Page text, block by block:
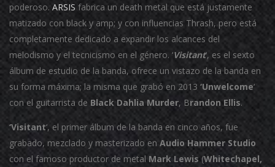
poderoso. ARSIS fabrica un death metal que está justamente
matizado con black y amp; y con influencias Thrash, pero está
completamente dedicado a expandir los alcances del
melodismo y el tecnicismo en el género. ‘Visitant‘, es el sexto
álbum de estudio de la banda, ofrece un vistazo de la banda en
su forma máxima; la misma que grabó en 2013 ‘Unwelcome‘
con el guitarrista de Black Dahlia Murder, Brandon Ellis.
‘Visitant‘, el primer álbum de la banda en cinco años, fue
grabado, mezclado y masterizado en Audio Hammer Studio
con el famoso productor de metal Mark Lewis (Whitechapel,